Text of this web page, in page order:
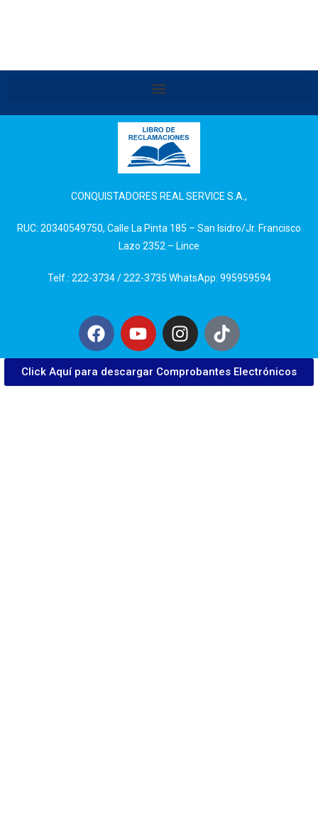
CONQUISTADORES REAL SERVICE S.A.,
RUC: 20340549750, Calle La Pinta 185 – San Isidro/Jr. Francisco
Lazo 2352 – Lince
Telf.: 222-3734 / 222-3735 WhatsApp: 995959594
Click Aquí para descargar Comprobantes Electrónicos